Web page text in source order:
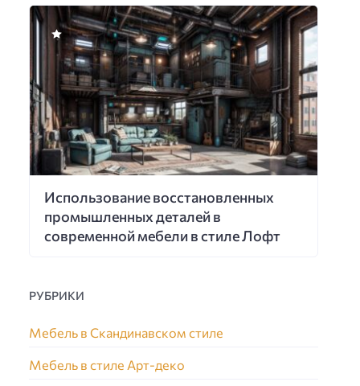
Использование восстановленных
промышленных деталей в
современной мебели в стиле Лофт
РУБРИКИ
Мебель в Скандинавском стиле
Мебель в стиле Арт-деко